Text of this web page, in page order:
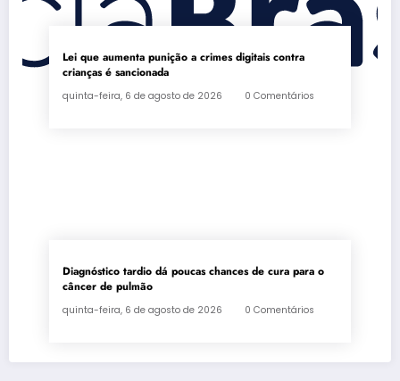
Lei que aumenta punição a crimes digitais contra
crianças é sancionada
quinta-feira, 6 de agosto de 2026 0 Comentários
Diagnóstico tardio dá poucas chances de cura para o
câncer de pulmão
quinta-feira, 6 de agosto de 2026 0 Comentários